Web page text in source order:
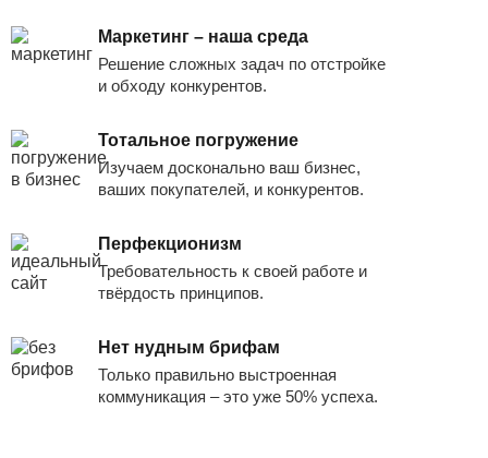
Маркетинг – наша среда
Решение сложных задач по отстройке
и обходу конкурентов.
Тотальное погружение
Изучаем досконально ваш бизнес,
ваших покупателей, и конкурентов.
Перфекционизм
Требовательность к своей работе и
твёрдость принципов.
Нет нудным брифам
Только правильно выстроенная
коммуникация – это уже 50% успеха.